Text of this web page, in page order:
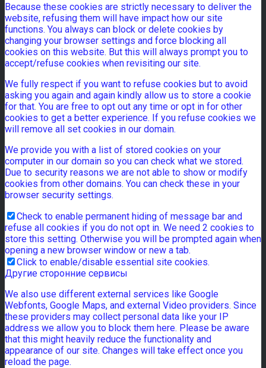
Because these cookies are strictly necessary to deliver the
website, refusing them will have impact how our site
functions. You always can block or delete cookies by
changing your browser settings and force blocking all
cookies on this website. But this will always prompt you to
accept/refuse cookies when revisiting our site.
We fully respect if you want to refuse cookies but to avoid
asking you again and again kindly allow us to store a cookie
for that. You are free to opt out any time or opt in for other
cookies to get a better experience. If you refuse cookies we
will remove all set cookies in our domain.
We provide you with a list of stored cookies on your
computer in our domain so you can check what we stored.
Due to security reasons we are not able to show or modify
cookies from other domains. You can check these in your
browser security settings.
Check to enable permanent hiding of message bar and
refuse all cookies if you do not opt in. We need 2 cookies to
store this setting. Otherwise you will be prompted again when
opening a new browser window or new a tab.
Click to enable/disable essential site cookies.
Другие сторонние сервисы
We also use different external services like Google
Webfonts, Google Maps, and external Video providers. Since
these providers may collect personal data like your IP
address we allow you to block them here. Please be aware
that this might heavily reduce the functionality and
appearance of our site. Changes will take effect once you
reload the page.